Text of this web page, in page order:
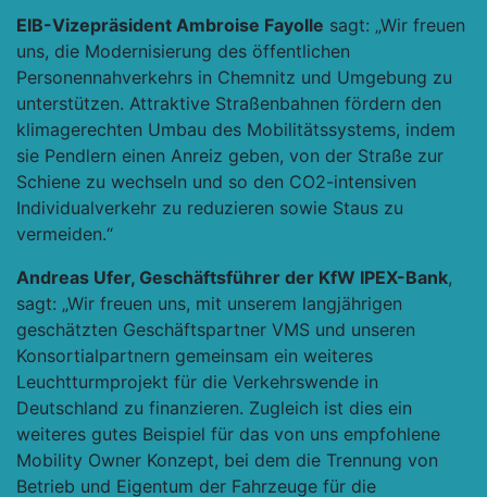
EIB-Vizepräsident Ambroise Fayolle sagt: „Wir freuen
uns, die Modernisierung des öffentlichen
Personennahverkehrs in Chemnitz und Umgebung zu
unterstützen. Attraktive Straßenbahnen fördern den
klimagerechten Umbau des Mobilitätssystems, indem
sie Pendlern einen Anreiz geben, von der Straße zur
Schiene zu wechseln und so den CO2-intensiven
Individualverkehr zu reduzieren sowie Staus zu
vermeiden.“
Andreas Ufer, Geschäftsführer der KfW IPEX-Bank,
sagt: „Wir freuen uns, mit unserem langjährigen
geschätzten Geschäftspartner VMS und unseren
Konsortialpartnern gemeinsam ein weiteres
Leuchtturmprojekt für die Verkehrswende in
Deutschland zu finanzieren. Zugleich ist dies ein
weiteres gutes Beispiel für das von uns empfohlene
Mobility Owner Konzept, bei dem die Trennung von
Betrieb und Eigentum der Fahrzeuge für die